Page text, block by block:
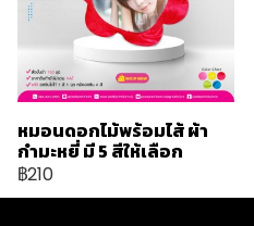
หมอนดอกไม้พร้อมไส้ ผ้า
กำมะหยี่ มี 5 สีให้เลือก
฿210